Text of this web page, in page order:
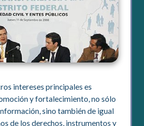
intereses principales es
y fortalecimiento, no sólo
sino también de igual
de los derechos, instrumentos y